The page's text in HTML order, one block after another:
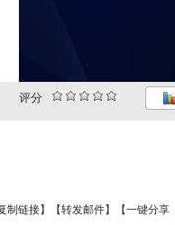
评分
制链接】【转发邮件】 【一键分享